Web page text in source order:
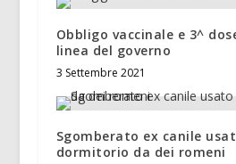
Obbligo vaccinale e 3^
linea del governo
3 Settembre 2021
Sgomberato ex canile
dormitorio da dei romeni